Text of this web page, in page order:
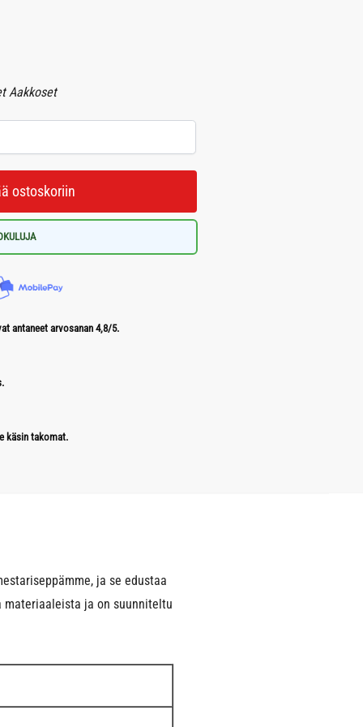
Aakkoset
ostoskoriin
antaneet arvosanan 4,8/5.
käsin takomat.
ja se edustaa
materiaaleista ja on suunniteltu